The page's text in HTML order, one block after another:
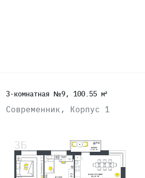
3-комнатная №9, 100.55 м²
Современник, Корпус 1